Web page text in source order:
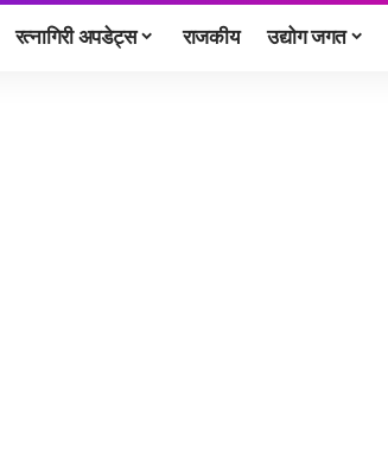
रत्नागिरी अपडेट्स राजकीय उद्योग जगत